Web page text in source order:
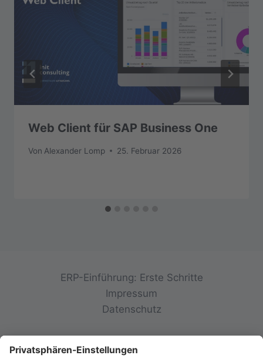
Web Client für SAP Business One
Von Alexander Lomp 25. Februar 2026
ERP-Einführung: Erste Schritte
Impressum
Datenschutz